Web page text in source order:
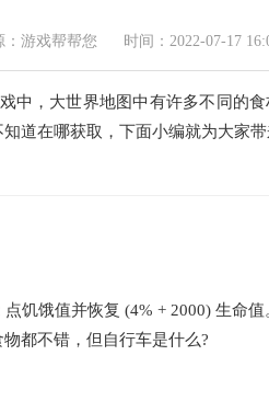
：游戏帮帮您 时间：2022-07-17
中，大世界地图中有许多不同的
道在哪获取，下面小编就为大家带
饥饿值并恢复 (4% + 2000) 生命值
都不错，但自行车是什么?